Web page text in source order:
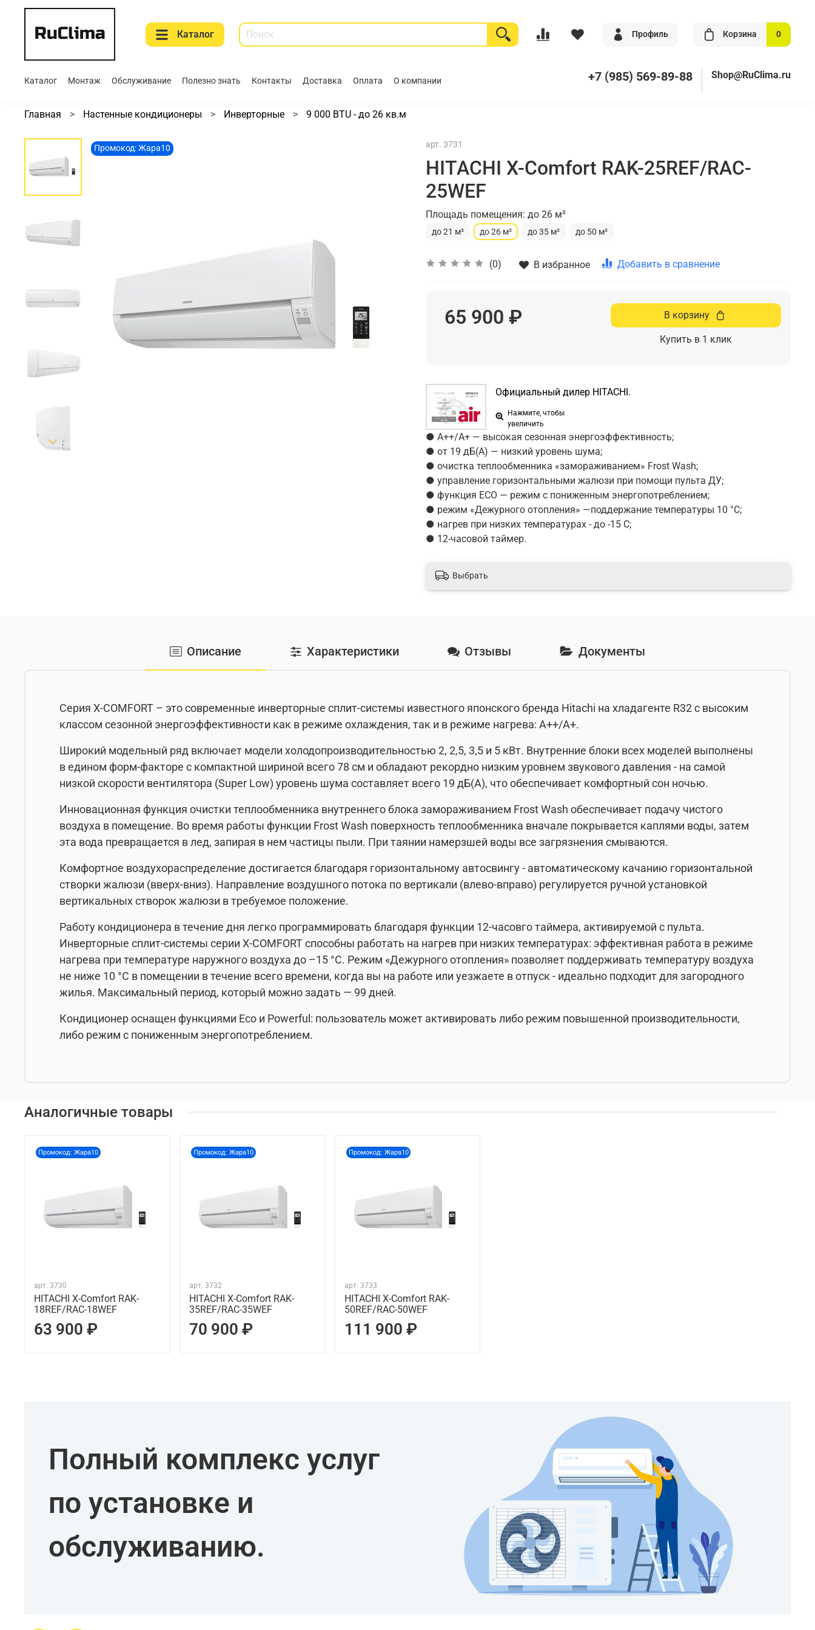
Каталог Профиль Корзина 0
Каталог Монтаж Обслуживание Полезно знать Контакты Доставка Оплата О компании +7 (985) 569-89-88 Shop@RuClima.ru
Главная Настенные кондиционеры Инверторные 9 000 BTU - до 26 кв.м
Промокод: Жара10 арт. 3731
HITACHI X-Comfort RAK-25REF/RAC-
25WEF
Площадь помещения: до 26 м²
до 21 м² до 26 м² до 35 м² до 50 м²
(0) В избранное Добавить в сравнение
65 900 ₽ В корзину
Купить в 1 клик
Официальный дилер HITACHI.
Нажмите, чтобы
увеличить
● A++/A+ — высокая сезонная энергоэффективность;
● от 19 дБ(А) — низкий уровень шума;
● очистка теплообменника «замораживанием» Frost Wash;
● управление горизонтальными жалюзи при помощи пульта ДУ;
● функция ECO — режим с пониженным энергопотреблением;
● режим «Дежурного отопления» —поддержание температуры 10 °C;
● нагрев при низких температурах - до -15 С;
● 12-часовой таймер.
Выбрать
Описание Характеристики Отзывы Документы
Серия X-COMFORT – это современные инверторные сплит-системы известного японского бренда Hitachi на хладагенте R32 с высоким
классом сезонной энергоэффективности как в режиме охлаждения, так и в режиме нагрева: А++/A+.
Широкий модельный ряд включает модели холодопроизводительностью 2, 2,5, 3,5 и 5 кВт. Внутренние блоки всех моделей выполнены
в едином форм-факторе с компактной шириной всего 78 см и обладают рекордно низким уровнем звукового давления - на самой
низкой скорости вентилятора (Super Low) уровень шума составляет всего 19 дБ(А), что обеспечивает комфортный сон ночью.
Инновационная функция очистки теплообменника внутреннего блока замораживанием Frost Wash обеспечивает подачу чистого
воздуха в помещение. Во время работы функции Frost Wash поверхность теплообменника вначале покрывается каплями воды, затем
эта вода превращается в лед, запирая в нем частицы пыли. При таянии намерзшей воды все загрязнения смываются.
Комфортное воздухораспределение достигается благодаря горизонтальному автосвингу - автоматическому качанию горизонтальной
створки жалюзи (вверх-вниз). Направление воздушного потока по вертикали (влево-вправо) регулируется ручной установкой
вертикальных створок жалюзи в требуемое положение.
Работу кондиционера в течение дня легко программировать благодаря функции 12-часовго таймера, активируемой с пульта.
Инверторные сплит-системы серии X-COMFORT способны работать на нагрев при низких температурах: эффективная работа в режиме
нагрева при температуре наружного воздуха до –15 °C. Режим «Дежурного отопления» позволяет поддерживать температуру воздуха
не ниже 10 °C в помещении в течение всего времени, когда вы на работе или уезжаете в отпуск - идеально подходит для загородного
жилья. Максимальный период, который можно задать — 99 дней.
Кондиционер оснащен функциями Eco и Powerful: пользователь может активировать либо режим повышенной производительности,
либо режим с пониженным энергопотреблением.
Аналогичные товары
Промокод: Жара10
арт.3730
HITACHI X-Comfort RAK-
18REF/RAC-18WEF
63 900 ₽
Промокод: Жара10
арт. 3732
HITACHI X-Comfort RAK-
35REF/RAC-35WEF
70 900 ₽
Промокод: Жара10
арт. 3733
HITACHI X-Comfort RAK-
50REF/RAC-50WEF
111 900 ₽
Полный комплекс услуг
по установке и
обслуживанию.